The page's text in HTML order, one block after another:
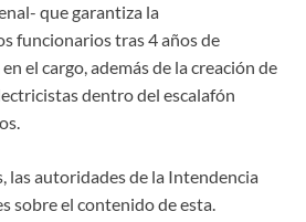
que garantiza la
funcionarios tras 4 años de
el cargo, además de la creación de
dentro del escalafón
las autoridades de la Intendencia
sobre el contenido de esta.